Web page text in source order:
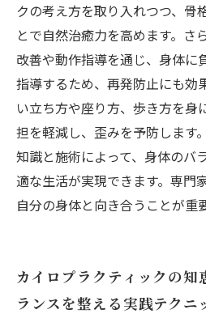
クの考え方を取り入れつつ、骨
とで自然治癒力を高めます。さ
改善や動作指導を通じ、身体に
指導するため、再発防止にも効
い立ち方や座り方、歩き方を身
担を軽減し、歪みを予防します
知識と施術によって、身体のバ
適な生活が実現できます。専門
自分の身体と向き合うことが重
カイロプラクティックの
ランスを整える実践テクニ